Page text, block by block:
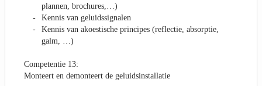
plannen, brochures,…)
Kennis van geluidssignalen
Kennis van akoestische principes (reflectie, absorptie,
galm, …)
Competentie 13:
Monteert en demonteert de geluidsinstallatie